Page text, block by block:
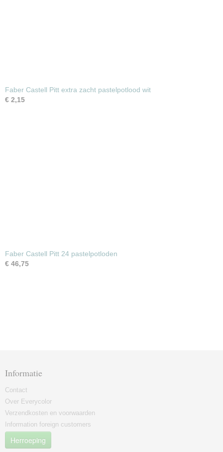
Faber Castell Pitt extra zacht pastelpotlood wit
€ 2,15
Faber Castell Pitt 24 pastelpotloden
€ 46,75
Informatie
Contact
Over Everycolor
Verzendkosten en voorwaarden
Information foreign customers
Herroeping